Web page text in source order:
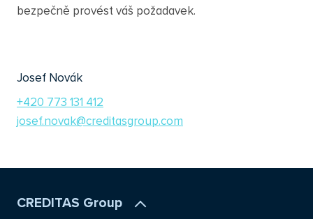
bezpečně provést váš požadavek.
Josef Novák
+420 773 131 412
josef.novak@creditasgroup.com
CREDITAS Group